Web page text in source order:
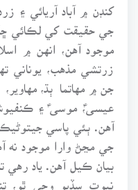
کنڊن ۾ آباد آريائي ۽
جي حقيقت کي لڪائي
موجود آهن، انهن ۾
زرتشي مذهب، يوناني
جن ۾ مهاتما ٻڌ،
عيسىؑ، موسىؑ ۽
آهن. ٻئي پاسي
جي مڃڻ وارا موجود نه
بيان ڪيل آهن. ياد
نبوت سڏيو وڃي ٿو،